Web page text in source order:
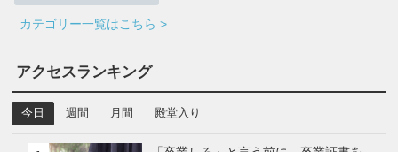
カテゴリー一覧はこちら >
アクセスランキング
今日 週間 月間 殿堂入り